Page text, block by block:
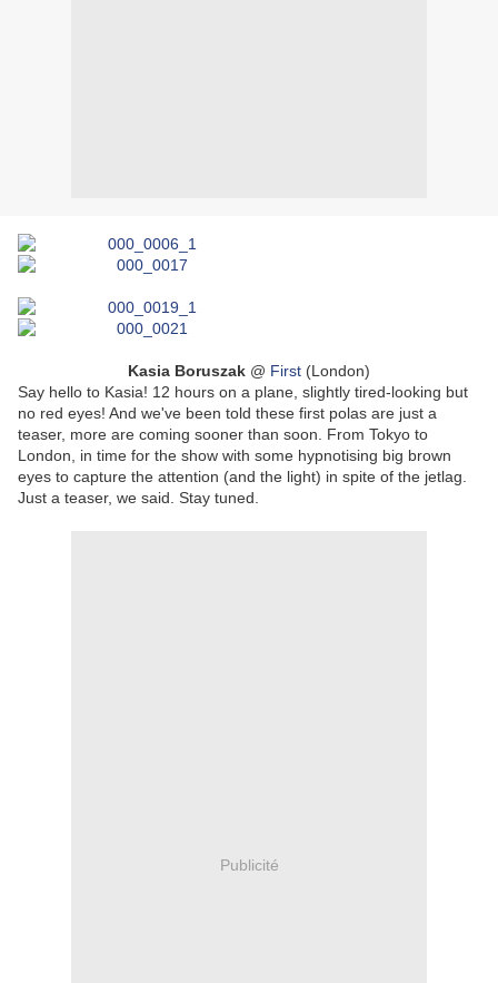
Kasia Boruszak @ First (London)
Say hello to Kasia! 12 hours on a plane, slightly tired-looking but
no red eyes! And we've been told these first polas are just a
teaser, more are coming sooner than soon. From Tokyo to
London, in time for the show with some hypnotising big brown
eyes to capture the attention (and the light) in spite of the jetlag.
Just a teaser, we said. Stay tuned.
Publicité